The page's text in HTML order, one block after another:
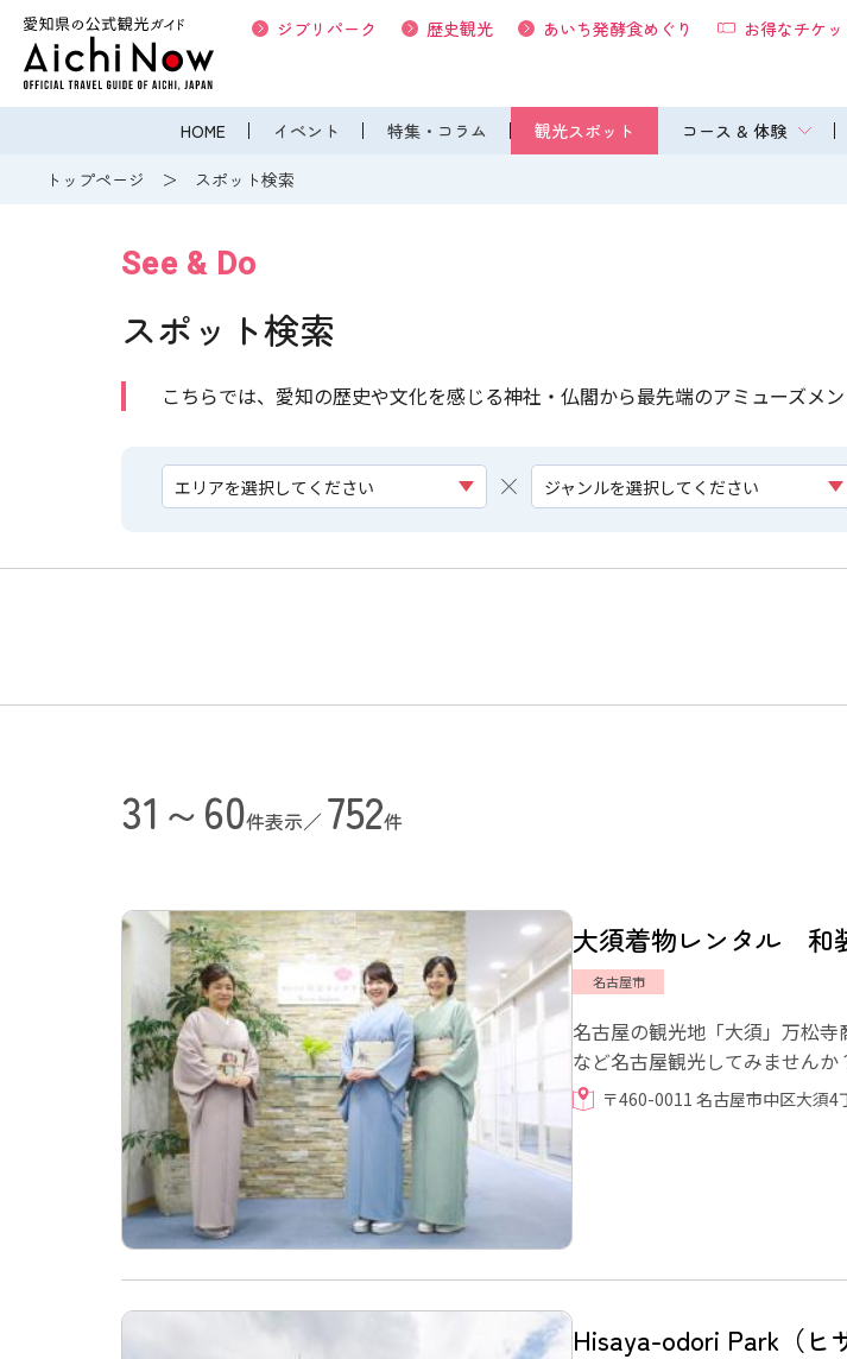
HOME イベント 特集・コラム 観光スポット コース & 体験
ジブリパーク 歴史観光 あいち発酵食めぐり お得なチケッ
トップページ スポット検索
See & Do
スポット検索
こちらでは、愛知の歴史や文化を感じる神社・仏閣から最先端のアミューズメ
エリアを選択してください ジャンルを選択してください
31～60件表示／ 752件
大須着物レンタル 和
名古屋市
名古屋の観光地「大須」万松
など名古屋観光してみませんか
〒460-0011 名古屋市中区大須
Hisaya-odori Park（ヒ